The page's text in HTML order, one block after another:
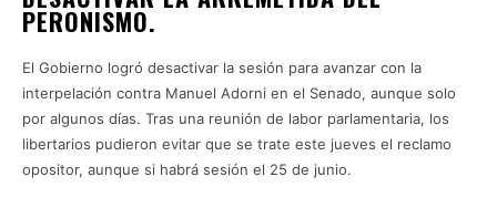
PERONISMO.
El Gobierno logró desactivar la sesión para avanzar con la
interpelación contra Manuel Adorni en el Senado, aunque solo
por algunos días. Tras una reunión de labor parlamentaria, los
libertarios pudieron evitar que se trate este jueves el reclamo
opositor, aunque si habrá sesión el 25 de junio.